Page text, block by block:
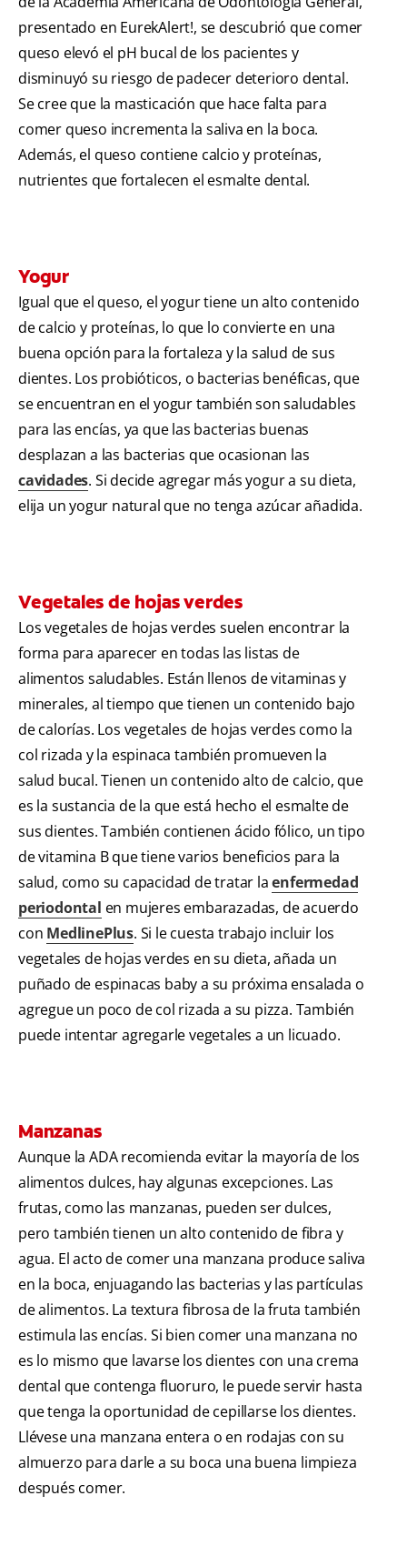
presentado en EurekAlert!, se descubrió que comer
queso elevó el pH bucal de los pacientes y
disminuyó su riesgo de padecer deterioro dental.
Se cree que la masticación que hace falta para
comer queso incrementa la saliva en la boca.
Además, el queso contiene calcio y proteínas,
nutrientes que fortalecen el esmalte dental.
Yogur
Igual que el queso, el yogur tiene un alto contenido
de calcio y proteínas, lo que lo convierte en una
buena opción para la fortaleza y la salud de sus
dientes. Los probióticos, o bacterias benéficas, que
se encuentran en el yogur también son saludables
para las encías, ya que las bacterias buenas
desplazan a las bacterias que ocasionan las
cavidades. Si decide agregar más yogur a su dieta,
elija un yogur natural que no tenga azúcar añadida.
Vegetales de hojas verdes
Los vegetales de hojas verdes suelen encontrar la
forma para aparecer en todas las listas de
alimentos saludables. Están llenos de vitaminas y
minerales, al tiempo que tienen un contenido bajo
de calorías. Los vegetales de hojas verdes como la
col rizada y la espinaca también promueven la
salud bucal. Tienen un contenido alto de calcio, que
es la sustancia de la que está hecho el esmalte de
sus dientes. También contienen ácido fólico, un tipo
de vitamina B que tiene varios beneficios para la
salud, como su capacidad de tratar laenfermedad
periodontal en mujeres embarazadas, de acuerdo
con MedlinePlus. Si le cuesta trabajo incluir los
vegetales de hojas verdes en su dieta, añada un
puñado de espinacas baby a su próxima ensalada o
agregue un poco de col rizada a su pizza. También
puede intentar agregarle vegetales a un licuado.
Manzanas
Aunque la ADA recomienda evitar la mayoría de los
alimentos dulces, hay algunas excepciones. Las
frutas, como las manzanas, pueden ser dulces,
pero también tienen un alto contenido de fibra y
agua. El acto de comer una manzana produce saliva
en la boca, enjuagando las bacterias y las partículas
de alimentos. La textura fibrosa de la fruta también
estimula las encías. Si bien comer una manzana no
es lo mismo que lavarse los dientes con una crema
dental que contenga fluoruro, le puede servir hasta
que tenga la oportunidad de cepillarse los dientes.
Llévese una manzana entera o en rodajas con su
almuerzo para darle a su boca una buena limpieza
después comer.